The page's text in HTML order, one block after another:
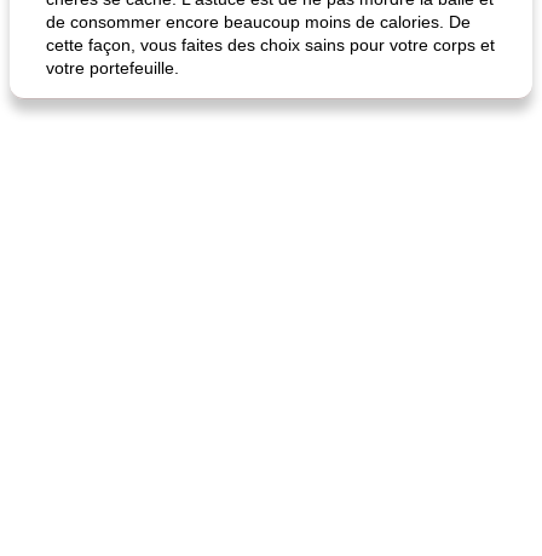
de consommer encore beaucoup moins de calories. De
cette façon, vous faites des choix sains pour votre corps et
votre portefeuille.